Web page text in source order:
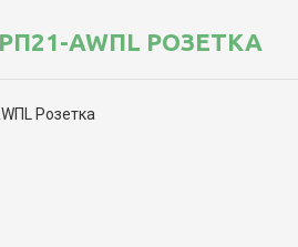
AWПL РОЗЕТКА